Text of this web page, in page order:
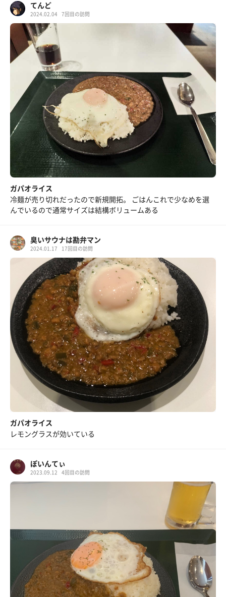
てんど
2024.02.04 7回目の訪問
ガパオライス
冷麺が売り切れだったので新規開拓。 ごはんこれで少なめを選
んでいるので通常サイズは結構ボリュームある
臭いサウナは勘弁マン
2024.01.17 17回目の訪問
ガパオライス
レモングラスが効いている
ぽいんてぃ
2023.09.12 4回目の訪問